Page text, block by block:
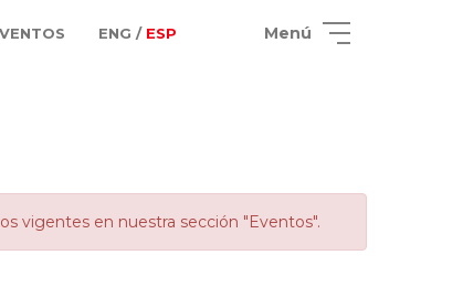
ENG / ESP Menú
vigentes en nuestra sección "Eventos".